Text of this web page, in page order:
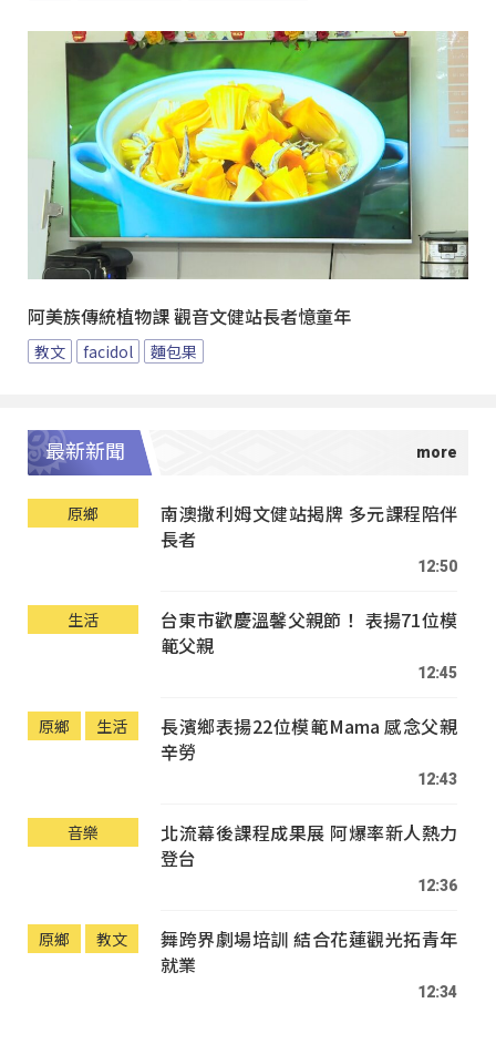
阿美族傳統植物課 觀音文健站長者憶童年
教文 facidol 麵包果
最新新聞
原鄉
南澳撒利姆文健站揭牌 多元課程陪伴
長者
12:50
生活
台東市歡慶溫馨父親節！ 表揚71位模
範父親
12:45
原鄉 生活
長濱鄉表揚22位模範Mama 感念父親
辛勞
12:43
音樂
北流幕後課程成果展 阿爆率新人熱力
登台
12:36
原鄉 教文
舞跨界劇場培訓 結合花蓮觀光拓青年
就業
12:34